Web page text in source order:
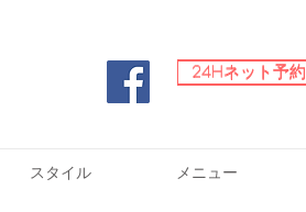
24Hネット予約
24Hネット予約
スタイル メニュー